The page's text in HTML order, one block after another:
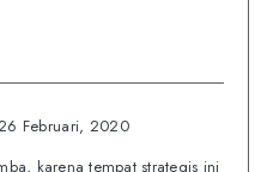
Februari, 2020
karena tempat strategis ini